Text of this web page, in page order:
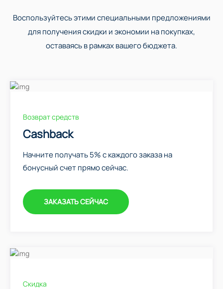
Воспользуйтесь этими специальными предложениями
для получения скидки и экономии на покупках,
оставаясь в рамках вашего бюджета.
Возврат средств
Cashback
Начните получать 5% с каждого заказа на
бонусный счет прямо сейчас.
ЗАКАЗАТЬ СЕЙЧАС
Скидка